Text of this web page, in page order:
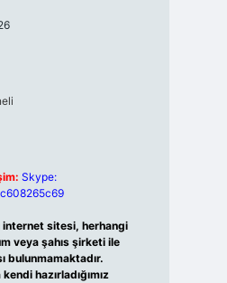
Skype:
internet sitesi, herhangi
veya şahıs şirketi ile
bulunmamaktadır.
hazırladığımız